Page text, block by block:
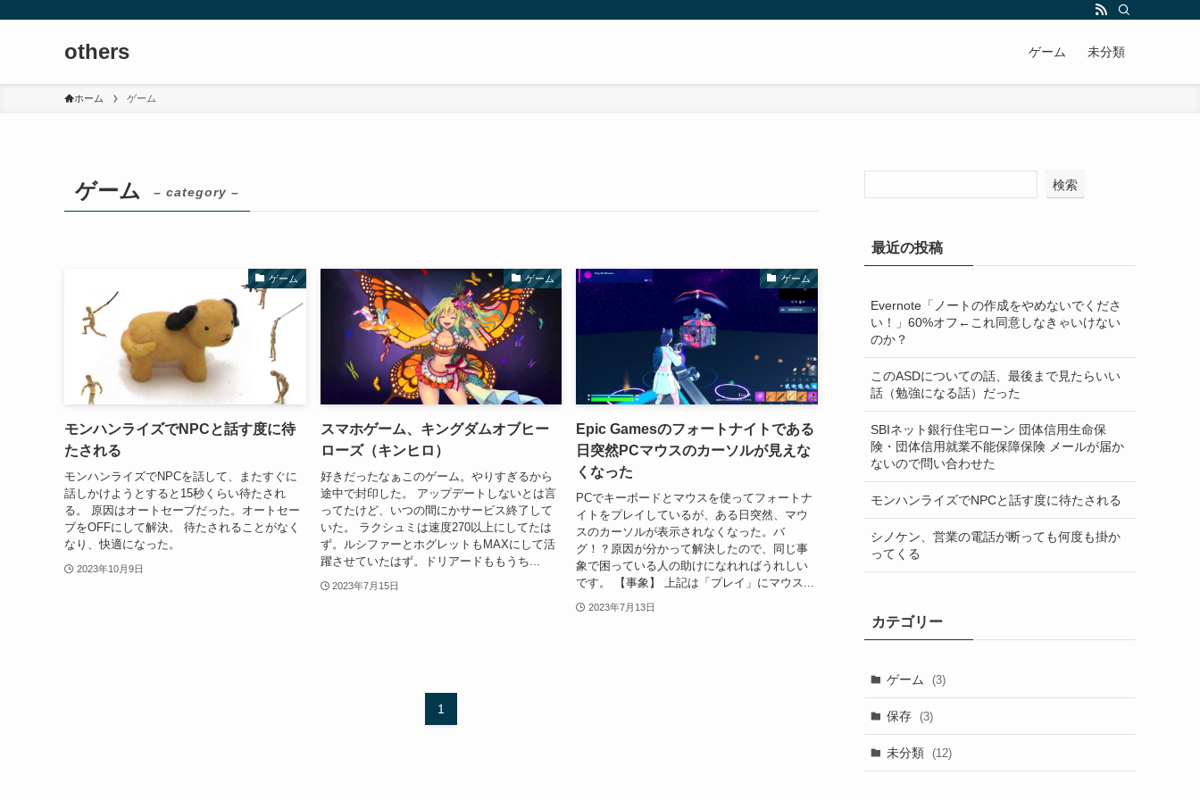
others ゲーム 未分類
ホーム ゲーム
ゲーム – category –
ゲーム
モンハンライズでNPCと話す度に待
たされる
モンハンライズでNPCを話して、またすぐに
話しかけようとすると15秒くらい待たされ
る。 原因はオートセーブだった。オートセー
ブをOFFにして解決。 待たされることがなく
なり、快適になった。
2023年10月9日
ゲーム
スマホゲーム、キングダムオブヒー
ローズ（キンヒロ）
好きだったなぁこのゲーム。やりすぎるから
途中で封印した。 アップデートしないとは言
ってたけど、いつの間にかサービス終了して
いた。 ラクシュミは速度270以上にしてたは
ず。ルシファーとホグレットもMAXにして活
躍させていたはず。ドリアードももうち...
2023年7月15日
ゲーム
Epic Gamesのフォートナイトである
日突然PCマウスのカーソルが見えな
くなった
PCでキーボードとマウスを使ってフォートナ
イトをプレイしているが、ある日突然、マウ
スのカーソルが表示されなくなった。バ
グ！？原因が分かって解決したので、同じ事
象で困っている人の助けになれればうれしい
です。 【事象】 上記は「プレイ」にマウス...
2023年7月13日
1
検索
最近の投稿
Evernote「ノートの作成をやめないでくださ
い！」60%オフ←これ同意しなきゃいけない
のか？
このASDについての話、最後まで見たらいい
話（勉強になる話）だった
SBIネット銀行住宅ローン 団体信用生命保
険・団体信用就業不能保障保険 メールが届か
ないので問い合わせた
モンハンライズでNPCと話す度に待たされる
シノケン、営業の電話が断っても何度も掛か
ってくる
カテゴリー
ゲーム (3)
保存 (3)
未分類 (12)